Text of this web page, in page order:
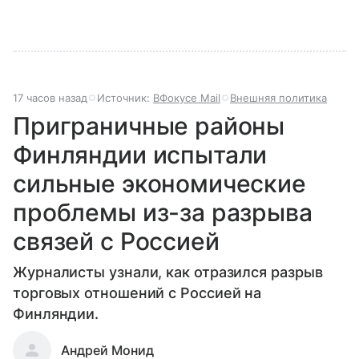
17 часов назад Источник: ВФокусе Mail Внешняя политика
Приграничные районы
Финляндии испытали
сильные экономические
проблемы из-за разрыва
связей с Россией
Журналисты узнали, как отразился разрыв
торговых отношений с Россией на
Финляндии.
Андрей Монид